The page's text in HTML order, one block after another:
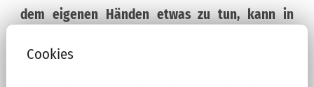
dem eigenen Händen etwas zu tun, kann in
dies etwas anderes.
Cookies